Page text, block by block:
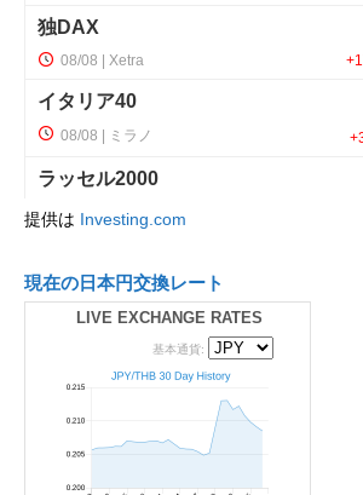
提供は Investing.com
現在の日本円交換レート
LIVE EXCHANGE RATES